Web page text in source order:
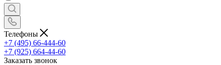
Телефоны
+7 (495) 66-444-60
+7 (925) 664-44-60
Заказать звонок